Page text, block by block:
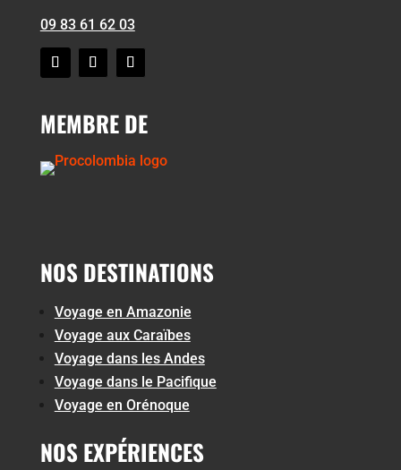
09 83 61 62 03
MEMBRE DE
NOS DESTINATIONS
Voyage en Amazonie
Voyage aux Caraïbes
Voyage dans les Andes
Voyage dans le Pacifique
Voyage en Orénoque
NOS EXPÉRIENCES